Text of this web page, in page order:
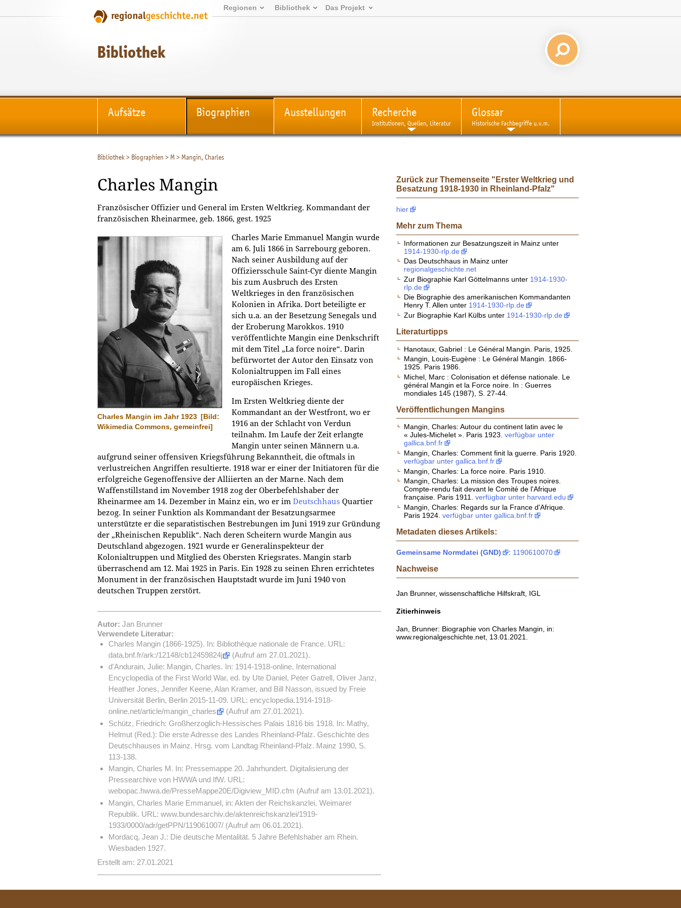
Regionen Bibliothek Das Projekt
Bibliothek
Aufsätze Biographien Ausstellungen Recherche
Institutionen, Quellen, Literatur
Glossar
Historische Fachbegriffe u.v.m.
Bibliothek> Biographien > M > Mangin, Charles
Charles Mangin
Französischer Offizier und General im Ersten Weltkrieg. Kommandant der
französischen Rheinarmee, geb. 1866, gest. 1925
Charles Mangin im Jahr 1923 [Bild:
Wikimedia Commons, gemeinfrei]
Charles Marie Emmanuel Mangin wurde
am 6. Juli 1866 in Sarrebourg geboren.
Nach seiner Ausbildung auf der
Offiziersschule Saint-Cyr diente Mangin
bis zum Ausbruch des Ersten
Weltkrieges in den französischen
Kolonien in Afrika. Dort beteiligte er
sich u.a. an der Besetzung Senegals und
der Eroberung Marokkos. 1910
veröffentlichte Mangin eine Denkschrift
mit dem Titel „La force noire“. Darin
befürwortet der Autor den Einsatz von
Kolonialtruppen im Fall eines
europäischen Krieges.
Im Ersten Weltkrieg diente der
Kommandant an der Westfront, wo er
1916 an der Schlacht von Verdun
teilnahm. Im Laufe der Zeit erlangte
Mangin unter seinen Männern u.a.
aufgrund seiner offensiven Kriegsführung Bekanntheit, die oftmals in
verlustreichen Angriffen resultierte. 1918 war er einer der Initiatoren für die
erfolgreiche Gegenoffensive der Alliierten an der Marne. Nach dem
Waffenstillstand im November 1918 zog der Oberbefehlshaber der
Rheinarmee am 14. Dezember in Mainz ein, wo er im Deutschhaus Quartier
bezog. In seiner Funktion als Kommandant der Besatzungsarmee
unterstützte er die separatistischen Bestrebungen im Juni 1919 zur Gründung
der „Rheinischen Republik“. Nach deren Scheitern wurde Mangin aus
Deutschland abgezogen. 1921 wurde er Generalinspekteur der
Kolonialtruppen und Mitglied des Obersten Kriegsrates. Mangin starb
überraschend am 12. Mai 1925 in Paris. Ein 1928 zu seinen Ehren errichtetes
Monument in der französischen Hauptstadt wurde im Juni 1940 von
deutschen Truppen zerstört.
Autor: Jan Brunner
Verwendete Literatur:
Charles Mangin (1866-1925). In: Bibliothèque nationale de France. URL:
data.bnf.fr/ark:/12148/cb12459824j
(Aufruf am 27.01.2021).
d'Andurain, Julie: Mangin, Charles. In: 1914-1918-online. International
Encyclopedia of the First World War, ed. by Ute Daniel, Peter Gatrell, Oliver Janz,
Heather Jones, Jennifer Keene, Alan Kramer, and Bill Nasson, issued by Freie
Universität Berlin, Berlin 2015-11-09. URL: encyclopedia.1914-1918-
online.net/article/mangin_charles
(Aufruf am 27.01.2021).
Schütz, Friedrich: Großherzoglich-Hessisches Palais 1816 bis 1918. In: Mathy,
Helmut (Red.): Die erste Adresse des Landes Rheinland-Pfalz. Geschichte des
Deutschhauses in Mainz. Hrsg. vom Landtag Rheinland-Pfalz. Mainz 1990, S.
113-138.
Mangin, Charles M. In: Pressemappe 20. Jahrhundert. Digitalisierung der
Pressearchive von HWWA und IfW. URL:
webopac.hwwa.de/PresseMappe20E/Digiview_MID.cfm (Aufruf am 13.01.2021).
Mangin, Charles Marie Emmanuel, in: Akten der Reichskanzlei. Weimarer
Republik. URL: www.bundesarchiv.de/aktenreichskanzlei/1919-
1933/0000/adr/getPPN/119061007/(Aufruf am 06.01.2021).
Mordacq, Jean J.: Die deutsche Mentalität. 5 Jahre Befehlshaber am Rhein.
Wiesbaden 1927.
Erstellt am: 27.01.2021
Zurück zur Themenseite "Erster Weltkrieg und
Besatzung 1918-1930 in Rheinland-Pfalz"
hier
Mehr zum Thema
Informationen zur Besatzungszeit in Mainz unter
1914-1930-rlp.de
Das Deutschhaus in Mainz unter
regionalgeschichte.net
Zur Biographie Karl Göttelmanns unter 1914-1930-
rlp.de
Die Biographie des amerikanischen Kommandanten
Henry T. Allen unter 1914-1930-rlp.de
Zur Biographie Karl Külbs unter 1914-1930-rlp.de
Literaturtipps
Hanotaux, Gabriel : Le Général Mangin. Paris, 1925.
Mangin, Louis-Eugène : Le Général Mangin. 1866-
1925. Paris 1986.
Michel, Marc : Colonisation et défense nationale. Le
général Mangin et la Force noire. In : Guerres
mondiales 145 (1987), S. 27-44.
Veröffentlichungen Mangins
Mangin, Charles: Autour du continent latin avec le
« Jules-Michelet ». Paris 1923. verfügbar unter
gallica.bnf.fr
Mangin, Charles: Comment finit la guerre. Paris 1920.
verfügbar unter gallica.bnf.fr
Mangin, Charles: La force noire. Paris 1910.
Mangin, Charles: La mission des Troupes noires.
Compte-rendu fait devant le Comité de l'Afrique
française. Paris 1911. verfügbar unter harvard.edu
Mangin, Charles: Regards sur la France d'Afrique.
Paris 1924. verfügbar unter gallica.bnf.fr
Metadaten dieses Artikels:
Gemeinsame Normdatei (GND) : 1190610070
Nachweise
Jan Brunner, wissenschaftliche Hilfskraft, IGL
Zitierhinweis
Jan, Brunner: Biographie von Charles Mangin, in:
www.regionalgeschichte.net, 13.01.2021.